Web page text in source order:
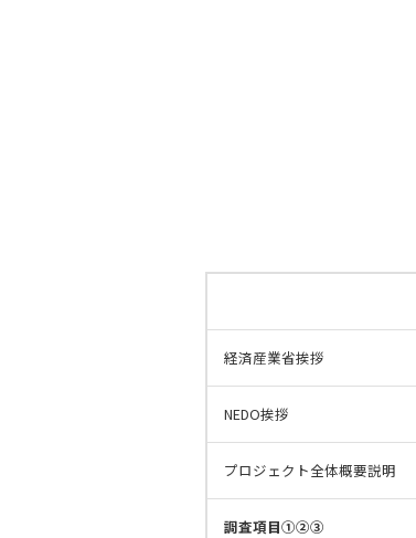
経済産業省挨拶
NEDO挨拶
プロジェクト全体概要説明
調査項目①②③